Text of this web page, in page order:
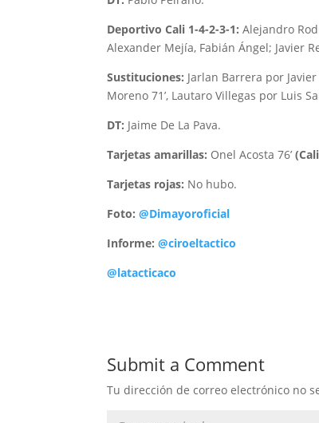
Deportivo Cali 1-4-2-3-1:Alejandro
Alexander Mejía, Fabián Ángel; Javier
Sustituciones: Jarlan Barrera por Javier
Moreno 71’, Lautaro Villegas por Luis
DT: Jaime De La Pava.
Tarjetas amarillas: Onel Acosta 76’
Tarjetas rojas: No hubo.
Foto: @Dimayoroficial
Informe:@ciroeltactico
@latacticaco
Submit a Comment
Tu dirección de correo electrónico no